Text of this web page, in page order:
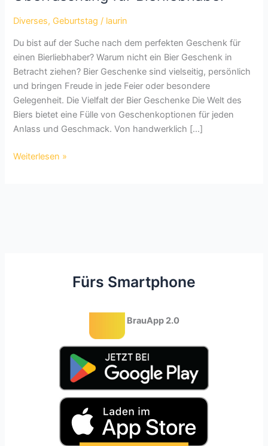
Diverses, Geburtstag / laurin
Du bist auf der Suche nach dem perfekten Geschenk für
einen Bierliebhaber? Warum nicht ein Bier Geschenk in
Betracht ziehen? Bier Geschenke sind vielseitig, persönlich
und bringen Freude in jede Feier oder besondere
Gelegenheit. Die Vielfalt der Bier Geschenke Die Welt des
Biers bietet eine Fülle von Geschenkoptionen für jeden
Anlass und Geschmack. Von handwerklich […]
Bier
Weiterlesen »
Fürs Smartphone
BrauApp 2.0